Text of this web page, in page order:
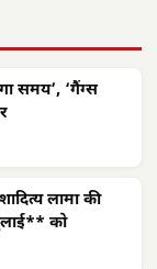
समय’, ‘गैंग्स
लामा की
को